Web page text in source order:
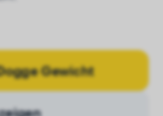
Gewicht